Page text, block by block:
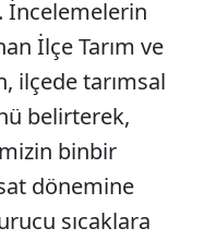
İncelemelerin
İlçe Tarım ve
ilçede tarımsal
belirterek,
binbir
dönemine
sıcaklara